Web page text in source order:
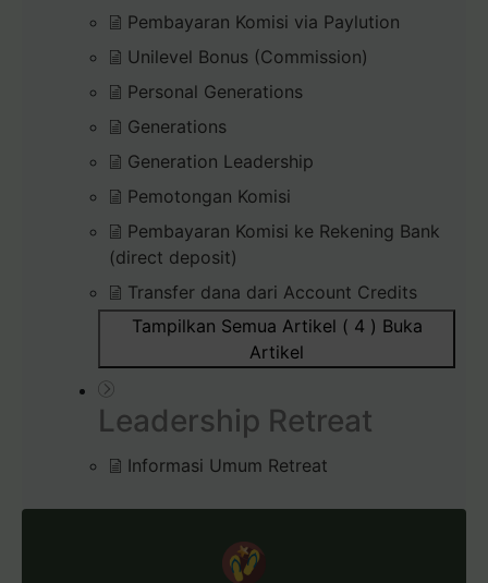
Pembayaran Komisi via Paylution
Unilevel Bonus (Commission)
Personal Generations
Generations
Generation Leadership
Pemotongan Komisi
Pembayaran Komisi ke Rekening Bank
(direct deposit)
Transfer dana dari Account Credits
Tampilkan Semua Artikel ( 4 ) Buka
Artikel
Leadership Retreat
Informasi Umum Retreat